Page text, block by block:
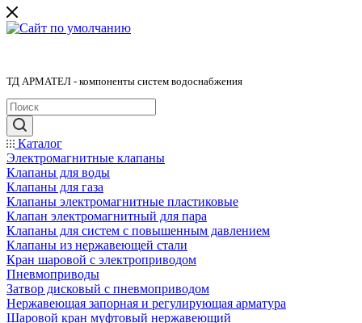
ТД АРМАТЕЛ - компоненты систем водоснабжения
Каталог
Электромагнитные клапаны
Клапаны для воды
Клапаны для газа
Клапаны электромагнитные пластиковые
Клапан электромагнитный для пара
Клапаны для систем с повышенным давлением
Клапаны из нержавеющей стали
Кран шаровой с электроприводом
Пневмоприводы
Затвор дисковый с пневмоприводом
Нержавеющая запорная и регулирующая арматура
Шаровой кран муфтовый нержавеющий